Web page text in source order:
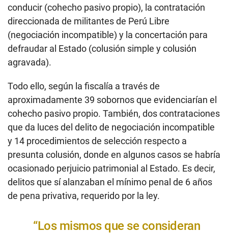
conducir (cohecho pasivo propio), la contratación
direccionada de militantes de Perú Libre
(negociación incompatible) y la concertación para
defraudar al Estado (colusión simple y colusión
agravada).
Todo ello, según la fiscalía a través de
aproximadamente 39 sobornos que evidenciarían el
cohecho pasivo propio. También, dos contrataciones
que da luces del delito de negociación incompatible
y 14 procedimientos de selección respecto a
presunta colusión, donde en algunos casos se habría
ocasionado perjuicio patrimonial al Estado. Es decir,
delitos que sí alanzaban el mínimo penal de 6 años
de pena privativa, requerido por la ley.
“Los mismos que se consideran